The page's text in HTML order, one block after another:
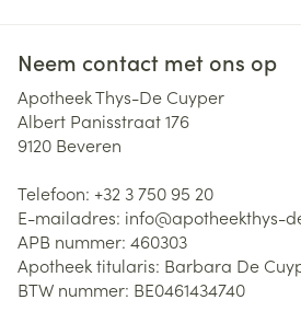
Neem contact met ons op
Apotheek Thys-De Cuyper
Albert Panisstraat 176
9120 Beveren
Telefoon: +32 3 750 95 20
E-mailadres: info@apotheekthys-
APB nummer: 460303
Apotheek titularis: Barbara De
BTW nummer: BE0461434740